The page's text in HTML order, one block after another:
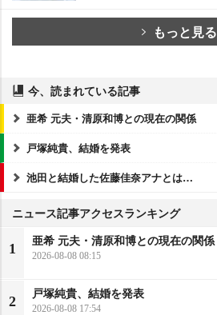
もっと見る
今、読まれている記事
亜希 元夫・清原和博との現在の関係
戸塚純貴、結婚を発表
池田と結婚した佐藤佳奈アナとは…
ニュース記事アクセスランキング
1
亜希 元夫・清原和博との現在の関係
2026-08-08 08:15
2
戸塚純貴、結婚を発表
2026-08-08 17:54